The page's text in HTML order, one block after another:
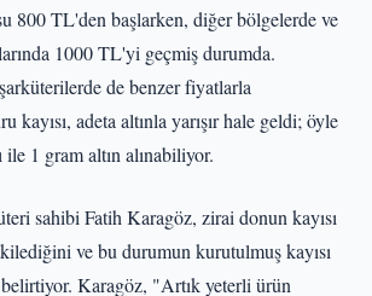
800 TL'den başlarken, diğer bölgelerde ve
1000 TL'yi geçmiş durumda.
de benzer fiyatlarla
kayısı, adeta altınla yarışır hale geldi; öyle
1 gram altın alınabiliyor.
sahibi Fatih Karagöz, zirai donun kayısı
ve bu durumun kurutulmuş kayısı
belirtiyor. Karagöz, "Artık yeterli ürün